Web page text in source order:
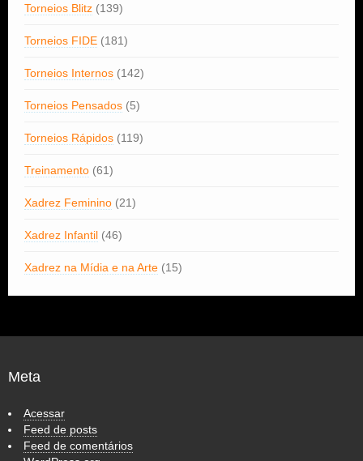
Torneios Blitz (139)
Torneios FIDE (181)
Torneios Internos (142)
Torneios Pensados (5)
Torneios Rápidos (119)
Treinamento (61)
Xadrez Feminino (21)
Xadrez Infantil (46)
Xadrez na Mídia e na Arte (15)
Meta
Acessar
Feed de posts
Feed de comentários